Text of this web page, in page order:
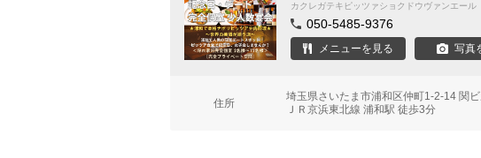
カクレガテキピッツァショクドウヴァンエール
050-5485-9376
メニューを見る 写真
住所
埼玉県さいたま市浦和区仲町1-2-14 関
ＪＲ京浜東北線 浦和駅 徒歩3分